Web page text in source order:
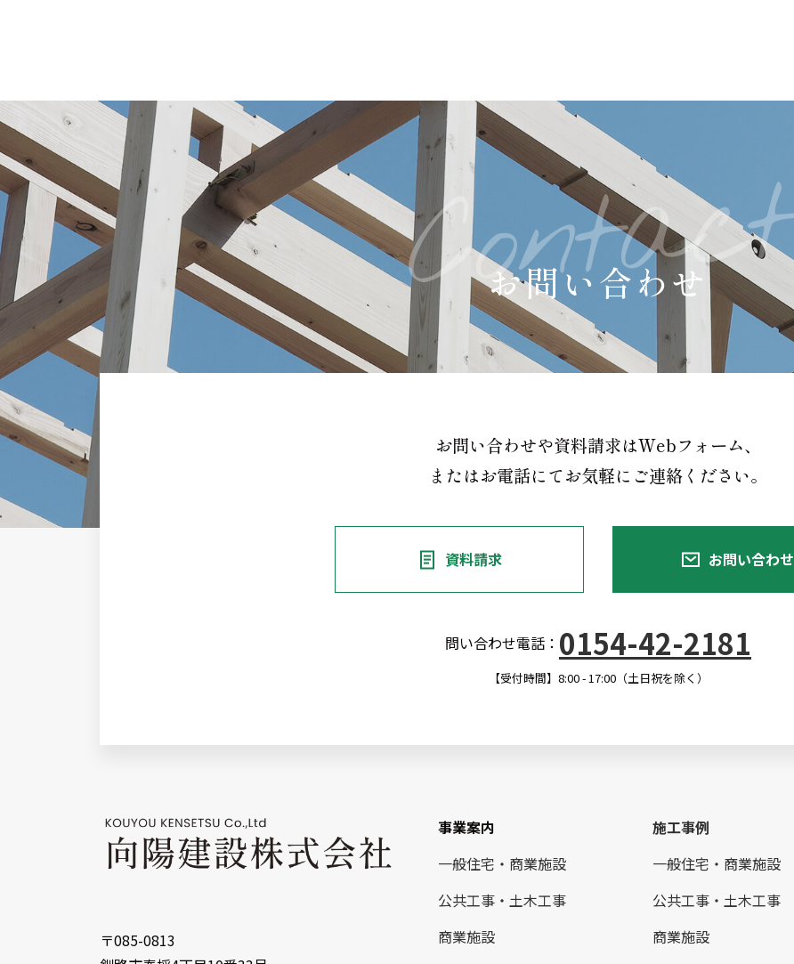
お問い合わせ
お問い合わせや資料請求はWebフォーム、
またはお電話にてお気軽にご連絡ください。
資料請求 お問い合わせ
問い合わせ電話： 0154-42-2181
【受付時間】8:00 - 17:00（土日祝を除く）
〒085-0813
事業案内
一般住宅・商業施設
公共工事・土木工事
商業施設
施工事例
一般住宅・商業施設
公共工事・土木工事
商業施設